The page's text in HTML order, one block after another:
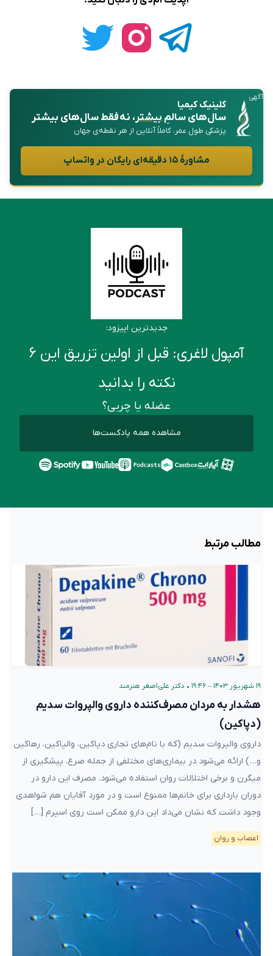
آگهی
کلینیک کیمیا
سال‌های سالمِبیشتر، نه فقط سال‌های بیشتر
پزشکی طول عمر، کاملاً آنلاین از هر نقطه‌ی جهان
مشاورهٔ ۱۵ دقیقه‌ای رایگان در واتساپ
جدیدترین اپیزود:
آمپول لاغری: قبل از اولین تزریق این ۶
نکته را بدانید
عضله یا چربی؟
مشاهده همه پادکست‌ها
مطالب مرتبط
۱۹ شهریور ۱۴۰۳ – ۱۹:۴۶ • دکتر علی‌اصغر هنرمند
هشدار به مردان مصرف‌کننده داروی والپروات سدیم
(دپاکین)
داروی والپروات سدیم (که با نام‌های تجاری دپاکین، والپاکین، رهاکین
و…) ارائه می‌شود در بیماری‌های مختلفی از جمله صرع، پیشگیری از
میگرن و برخی اختلالات روان استفاده می‌شود. مصرف این دارو در
دوران بارداری برای خانم‌ها ممنوع است و در مورد آقایان هم شواهدی
وجود داشت که نشان می‌داد این دارو ممکن است روی اسپرم […]
اعصاب و روان